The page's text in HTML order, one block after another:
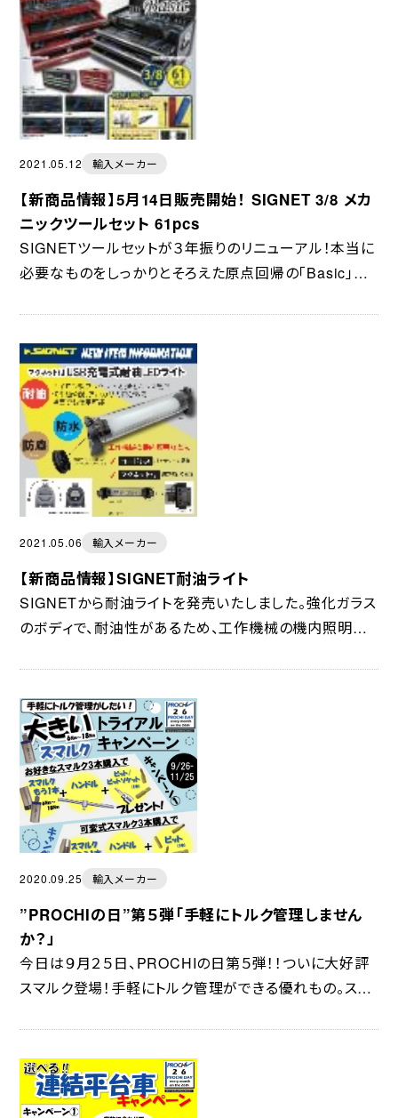
2021.05.12 輸入メーカー
【新商品情報】5月14日販売開始！ SIGNET 3/8 メカ
ニックツールセット 61pcs
SIGNETツールセットが３年振りのリニューアル！本当に
必要なものをしっかりとそろえた原点回帰の「Basic」モ
2021.05.06 輸入メーカー
【新商品情報】SIGNET耐油ライト
SIGNETから耐油ライトを発売いたしました。強化ガラス
のボディで、耐油性があるため、工作機械の機内照明な
2020.09.25 輸入メーカー
”PROCHIの日”第５弾「手軽にトルク管理しません
か？」
今日は９月２５日、PROCHIの日第５弾！！ついに大好評
スマルク登場！手軽にトルク管理ができる優れもの。スマ